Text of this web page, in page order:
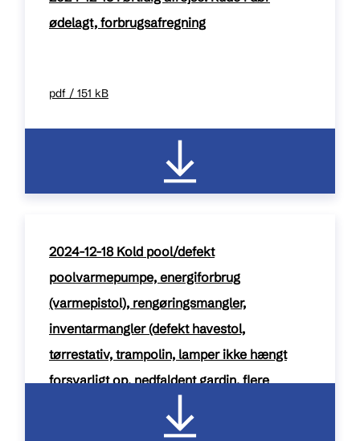
ødelagt, forbrugsafregning
pdf / 151 kB
2024-12-18 Kold pool/defekt
poolvarmepumpe, energiforbrug
(varmepistol), rengøringsmangler,
inventarmangler (defekt havestol,
tørrestativ, trampolin, lamper ikke hængt
forsvarligt op, nedfaldent gardin, flere
kaffemaskine m.m.)